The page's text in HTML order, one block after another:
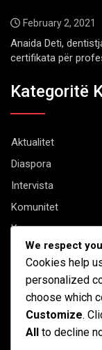
February 2, 2021
Anaida Deti,
certifikata për
Kategoritë
Aktualitet
Diaspora
Intervista
Komunitet
Kryesore
Letërsi
Shqiptarët në
Të tjera
We respect
Cookies help
personalized
choose which
Customize.
All to decline